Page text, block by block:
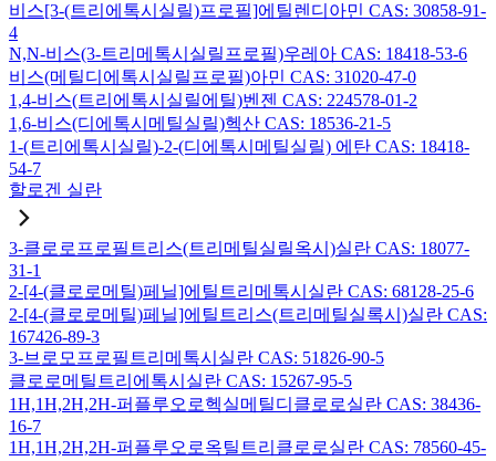
비스[3-(트리에톡시실릴)프로필]에틸렌디아민 CAS: 30858-91-
4
N,N-비스(3-트리메톡시실릴프로필)우레아 CAS: 18418-53-6
비스(메틸디에톡시실릴프로필)아민 CAS: 31020-47-0
1,4-비스(트리에톡시실릴에틸)벤젠 CAS: 224578-01-2
1,6-비스(디에톡시메틸실릴)헥산 CAS: 18536-21-5
1-(트리에톡시실릴)-2-(디에톡시메틸실릴) 에탄 CAS: 18418-
54-7
할로겐 실란
3-클로로프로필트리스(트리메틸실릴옥시)실란 CAS: 18077-
31-1
2-[4-(클로로메틸)페닐]에틸트리메톡시실란 CAS: 68128-25-6
2-[4-(클로로메틸)페닐]에틸트리스(트리메틸실록시)실란 CAS:
167426-89-3
3-브로모프로필트리메톡시실란 CAS: 51826-90-5
클로로메틸트리에톡시실란 CAS: 15267-95-5
1H,1H,2H,2H-퍼플루오로헥실메틸디클로로실란 CAS: 38436-
16-7
1H,1H,2H,2H-퍼플루오로옥틸트리클로로실란 CAS: 78560-45-